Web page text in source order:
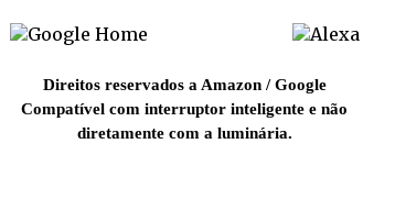
Direitos reservados a Amazon / Google
Compatível com interruptor inteligente e não
diretamente com a luminária.